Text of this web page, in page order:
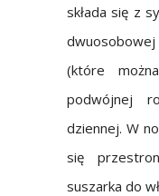
składa się z
(które
podwójnej
dziennej. W
się
suszarka do